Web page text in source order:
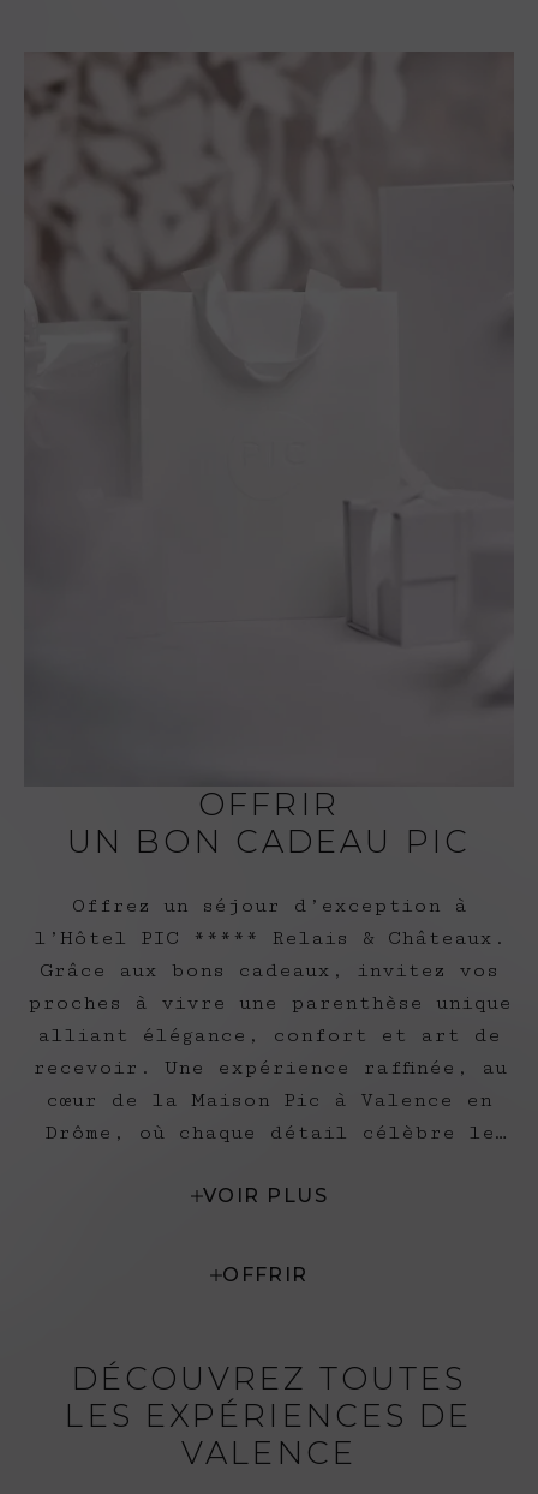
+33 (0)4 75 44 15 32
• Piscine chauffée
varier selon la météo)
• Les chèques vacances
ne sont pas acceptés à
l'Hôtel Pic.
OFFRIR
UN BON CADEAU PIC
Offrez un séjour d’exception à
l’Hôtel PIC ***** Relais & Châteaux.
Grâce aux bons cadeaux, invitez vos
proches à vivre une parenthèse unique
alliant élégance, confort et art de
recevoir. Une expérience raffinée, au
cœur de la Maison Pic à Valence en
Drôme, où chaque détail célèbre le
VOIR PLUS
OFFRIR
DÉCOUVREZ TOUTES
LES EXPÉRIENCES DE
VALENCE